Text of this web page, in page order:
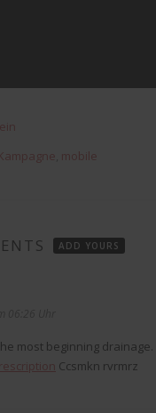
mobile
ADD YOURS
most beginning drainage.
Ccsmkn rvrmrz